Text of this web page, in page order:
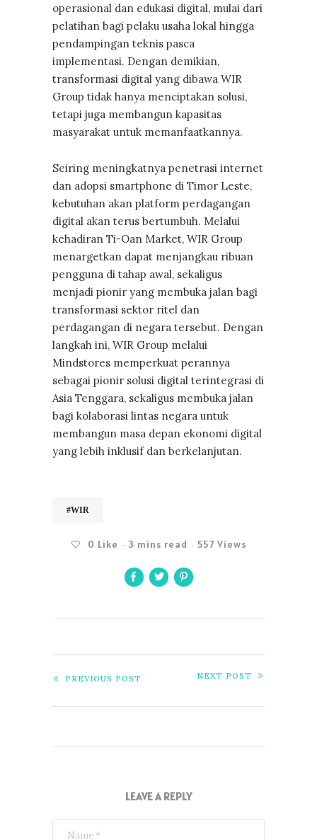
operasional dan edukasi digital, mulai dari
pelatihan bagi pelaku usaha lokal hingga
pendampingan teknis pasca
implementasi. Dengan demikian,
transformasi digital yang dibawa WIR
Group tidak hanya menciptakan solusi,
tetapi juga membangun kapasitas
masyarakat untuk memanfaatkannya.
Seiring meningkatnya penetrasi internet
dan adopsi smartphone di Timor Leste,
kebutuhan akan platform perdagangan
digital akan terus bertumbuh. Melalui
kehadiran Ti-Oan Market, WIR Group
menargetkan dapat menjangkau ribuan
pengguna di tahap awal, sekaligus
menjadi pionir yang membuka jalan bagi
transformasi sektor ritel dan
perdagangan di negara tersebut. Dengan
langkah ini, WIR Group melalui
Mindstores memperkuat perannya
sebagai pionir solusi digital terintegrasi di
Asia Tenggara, sekaligus membuka jalan
bagi kolaborasi lintas negara untuk
membangun masa depan ekonomi digital
yang lebih inklusif dan berkelanjutan.
#WIR
0 Like 3 mins read 557 Views
PREVIOUS POST NEXT POST
LEAVE A REPLY